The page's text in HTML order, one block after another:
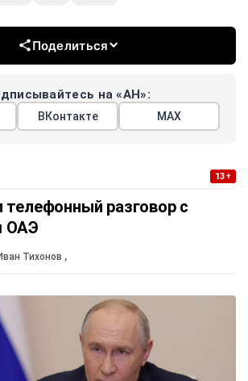
Поделиться
на «АН»:
ВКонтакте МАХ
13+
телефонный разговор с
ОАЭ
Тихонов ,